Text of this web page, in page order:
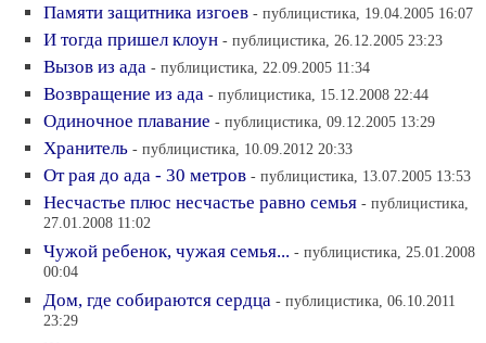
Памяти защитника изгоев - публицистика, 19.04.2005 16:07
И тогда пришел клоун - публицистика, 26.12.2005 23:23
Вызов из ада - публицистика, 22.09.2005 11:34
Возвращение из ада - публицистика, 15.12.2008 22:44
Одиночное плавание - публицистика, 09.12.2005 13:29
Хранитель - публицистика, 10.09.2012 20:33
От рая до ада - 30 метров - публицистика, 13.07.2005 13:53
Несчастье плюс несчастье равно семья - публицистика,
27.01.2008 11:02
Чужой ребенок, чужая семья... - публицистика, 25.01.2008
00:04
Дом, где собираются сердца - публицистика, 06.10.2011
23:29